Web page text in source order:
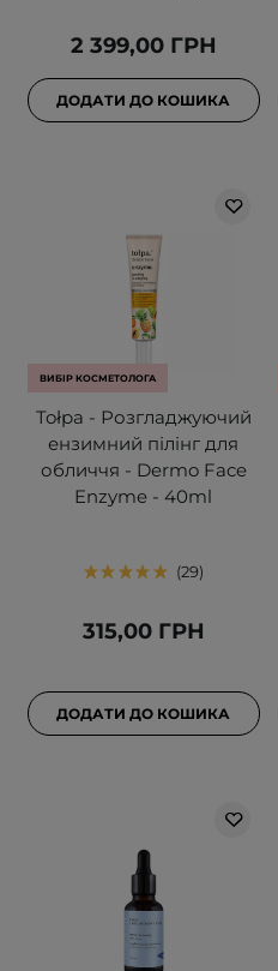
2 399,00 ГРН
ДОДАТИ ДО КОШИКА
ВИБІР КОСМЕТОЛОГА
Tołpa - Розгладжуючий
ензимний пілінг для
обличчя - Dermo Face
Enzyme - 40ml
29
315,00 ГРН
ДОДАТИ ДО КОШИКА